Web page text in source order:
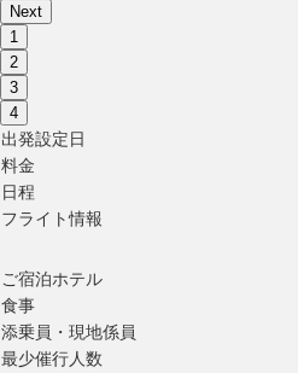
Next
1
2
3
4
出発設定日
料金
日程
フライト情報
ご宿泊ホテル
食事
添乗員・現地係員
最少催行人数